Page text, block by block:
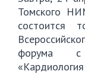
Томского
состоится
форума с